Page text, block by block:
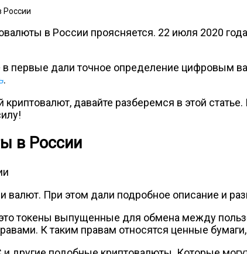
в России проясняется. 22 июля 2020
в первые дали точное определение цифровым
.
давайте разберемся в этой
в России
При этом дали подробное описание и
токены выпущенные для обмена между
К таким правам относятся ценные бумаги,